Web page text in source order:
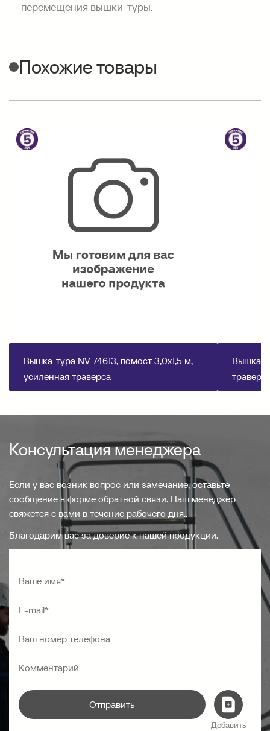
перемещения вышки-туры.
Похожие товары
Вышка-тура NV 74613, помост 3,0х1,5 м,
усиленная траверса
Вышка-
Консультация менеджера
Если у вас возник вопрос или замечание, оставьте
сообщение в форме обратной связи. Наш менеджер
свяжется с вами в течение рабочего дня..
Благодарим вас за доверие к нашей продукции.
Отправить
Добавить